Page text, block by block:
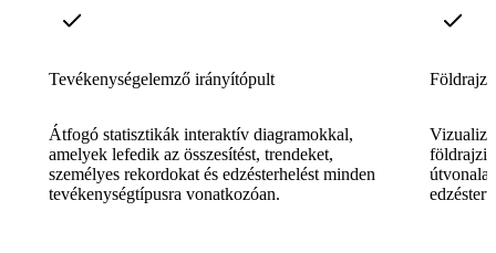
Tevékenységelemző irányítópult
Átfogó statisztikák interaktív diagramokkal,
amelyek lefedik az összesítést, trendeket,
személyes rekordokat és edzésterhelést minden
tevékenységtípusra vonatkozóan.
Földrajzi
földrajzi